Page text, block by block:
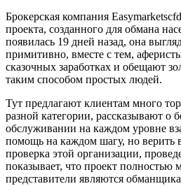
Брокерская компания
проекта, созданного для обмана
появилась 19 дней назад, она
примитивно, вместе с тем,
сказочных заработках и обещают
таким способом простых людей.
Тут предлагают клиентам много
разной категории, рассказывают о
обслуживании на каждом уровне
помощь на каждом шагу, но верить
проверка этой организации,
показывает, что проект полностью
представители являются